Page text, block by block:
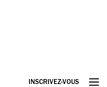
INSCRIVEZ-VOUS